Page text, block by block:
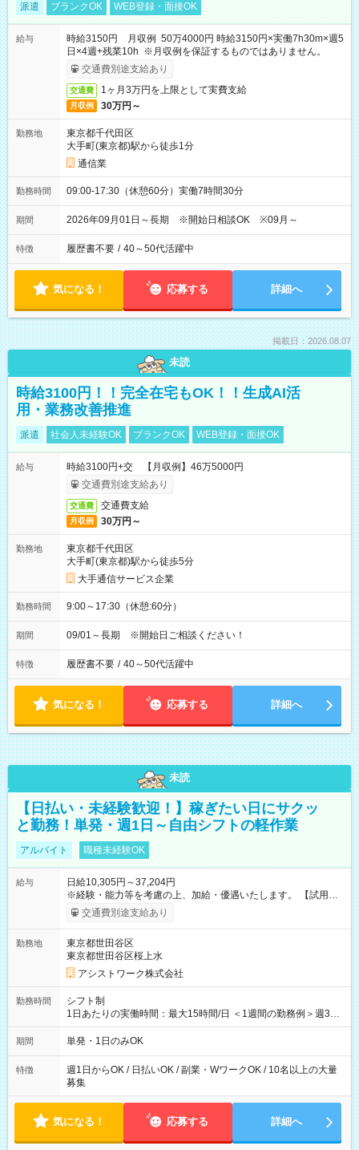
派遣 ブランクOK WEB登録・面接OK
給与
時給3150円 月収例 50万4000円 時給3150円×実働7h30m×週5
日×4週+残業10h ※月収例を保証するものではありません。
交通費別途支給あり
交通費 1ヶ月3万円を上限として実費支給
月収例 30万円～
勤務地
東京都千代田区
大手町(東京都)駅から徒歩1分
通信業
勤務時間 09:00-17:30（休憩60分）実働7時間30分
期間 2026年09月01日～長期 ※開始日相談OK ※09月～
特徴 履歴書不要 / 40～50代活躍中
気になる！ 応募する 詳細へ
掲載日：2026.08.07
未読
時給3100円！！完全在宅もOK！！生成AI活
用・業務改善推進
派遣 社会人未経験OK ブランクOK WEB登録・面接OK
給与
時給3100円+交 【月収例】46万5000円
交通費別途支給あり
交通費 交通費支給
月収例 30万円～
勤務地
東京都千代田区
大手町(東京都)駅から徒歩5分
大手通信サービス企業
勤務時間 9:00～17:30（休憩:60分）
期間 09/01～長期 ※開始日ご相談ください！
特徴 履歴書不要 / 40～50代活躍中
気になる！ 応募する 詳細へ
未読
【日払い・未経験歓迎！】稼ぎたい日にサクッ
と勤務！単発・週1日～自由シフトの軽作業
アルバイト 職種未経験OK
給与
日給10,305円～37,204円
※経験・能力等を考慮の上、加給・優遇いたします。 【試用期
間】試用期間なし
交通費別途支給あり
勤務地
東京都世田谷区
東京都世田谷区桜上水
アシストワーク株式会社
勤務時間
シフト制
1日あたりの実働時間：最大15時間/日 ＜1週間の勤務例＞週3回
勤務 勤務：月・水・金 休み：火・木・土・日 好きな時にお仕事
可能です！ ※1日あたりの最大実働時間は日勤、夜勤共に勤務し
期間 単発・1日のみOK
特徴
週1日からOK / 日払いOK / 副業・WワークOK / 10名以上の大量
募集
気になる！ 応募する 詳細へ